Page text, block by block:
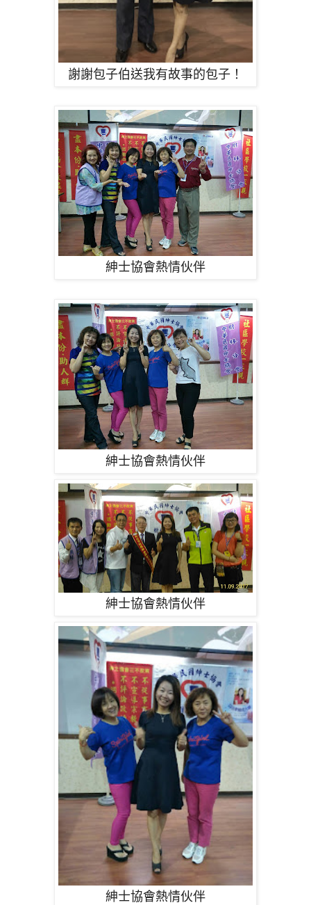
謝謝包子伯送我有故事的包子！
紳士協會熱情伙伴
紳士協會熱情伙伴
紳士協會熱情伙伴
紳士協會熱情伙伴